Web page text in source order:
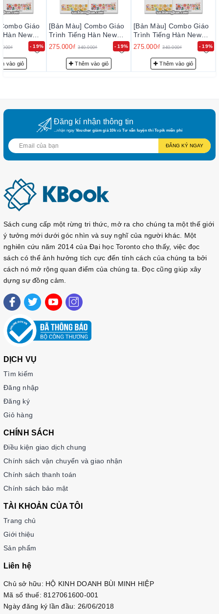
- 19%
Giáo
Hàn New
4-2 - 새
vào giỏ
- 19%
[Bản Màu] Combo Giáo
Trình Tiếng Hàn New
Yonsei Korean 4-2 - 새
275.000₫ 340.000₫
Thêm vào giỏ
- 19%
[Bản Màu] Combo Giáo
Trình Tiếng Hàn New
Yonsei Korean 4-2 - 새
275.000₫ 340.000₫
Thêm vào giỏ
Đăng kí nhận thông tin
...nhận ngay Voucher giảm giá 10kvà Tư vấn luyện thi Topik miễn phí
ĐĂNG KÝ NGAY
Sách cung cấp một rừng tri thức, mở ra cho chúng ta một thế giới
ý tưởng mới dưới góc nhìn và suy nghĩ của người khác. Một
nghiên cứu năm 2014 của Đại học Toronto cho thấy, việc đọc
sách có thể ảnh hưởng tích cực đến tính cách của chúng ta bởi
cách nó mở rộng quan điểm của chúng ta. Đọc cũng giúp xây
dựng sự đồng cảm.
DỊCH VỤ
Tìm kiếm
Đăng nhập
Đăng ký
Giỏ hàng
CHÍNH SÁCH
Điều kiện giao dịch chung
Chính sách vận chuyển và giao nhận
Chính sách thanh toán
Chính sách bảo mật
TÀI KHOẢN CỦA TÔI
Trang chủ
Giới thiệu
Sản phẩm
Liên hệ
Chủ sở hữu: HỘ KINH DOANH BÙI MINH HIỆP
Mã số thuế: 8127061600-001
Ngày đăng ký lần đầu: 26/06/2018